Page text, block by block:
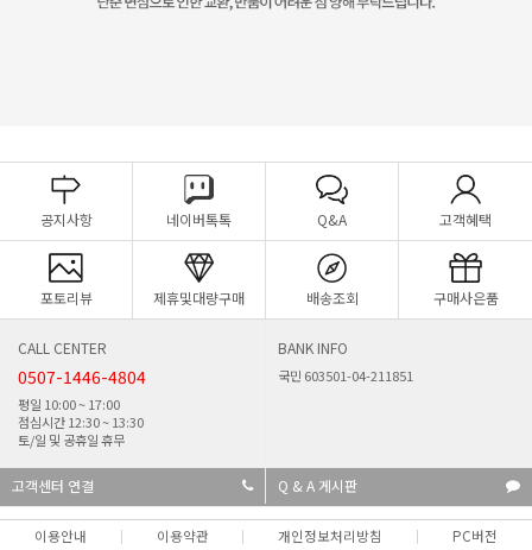
공지사항 네이버톡톡 Q&A 고객혜택
포토리뷰 제휴및대량구매 배송조회 구매사은품
CALL CENTER
0507-1446-4804
평일 10:00 ~ 17:00
점심시간 12:30 ~ 13:30
토/일 및 공휴일 휴무
BANK INFO
국민 603501-04-211851
고객센터 연결 Q & A 게시판
이용안내 이용약관 개인정보처리방침 PC버전